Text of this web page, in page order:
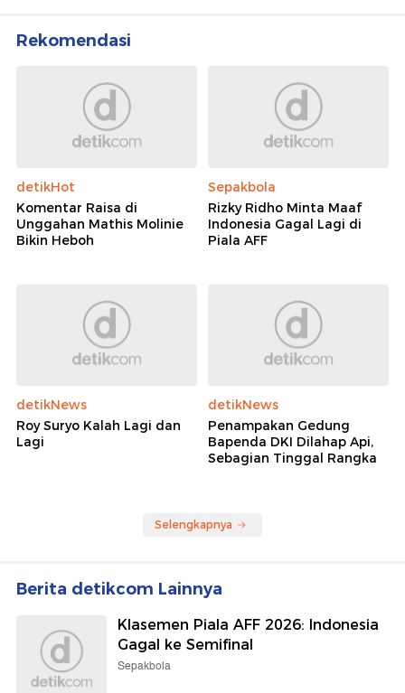
Rekomendasi
detikHot
Komentar Raisa di
Unggahan Mathis Molinie
Bikin Heboh
Sepakbola
Rizky Ridho Minta Maaf
Indonesia Gagal Lagi di
Piala AFF
detikNews
Roy Suryo Kalah Lagi dan
Lagi
detikNews
Penampakan Gedung
Bapenda DKI Dilahap Api,
Sebagian Tinggal Rangka
Selengkapnya
Berita detikcom Lainnya
Klasemen Piala AFF 2026: Indonesia
Gagal ke Semifinal
Sepakbola